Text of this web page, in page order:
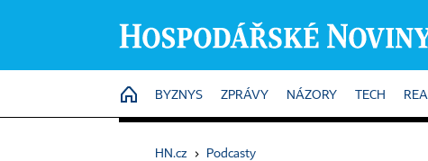
HOME
BYZNYS ZPRÁVY NÁZORY TECH
HN.cz › Podcasty